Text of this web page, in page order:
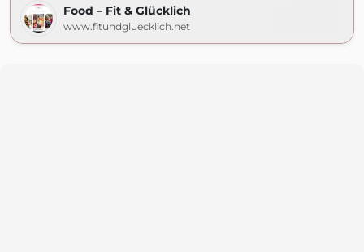
Food – Fit & Glücklich
www.fitundgluecklich.net